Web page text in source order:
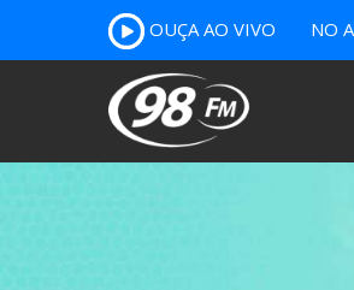
OUÇA AO VIVO NO